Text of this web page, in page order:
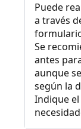
Puede
a través
Se
antes
aunque
según la
Indique